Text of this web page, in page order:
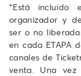
*Está incluido
organizador y
ser o no
en cada ETAPA
canales de
venta. Una